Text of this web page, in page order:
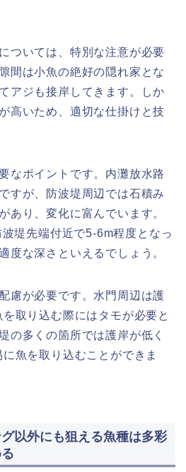
ついては、特別な注意が必要
間は小魚の絶好の隠れ家とな
アジも接岸してきます。しか
高いため、適切な仕掛けと技
なポイントです。内灘放水路
すが、防波堤周辺では石積み
あり、変化に富んでいます。
堤先端付近で5-6m程度となっ
度な深さといえるでしょう。
慮が必要です。水門周辺は護
取り込む際にはタモが必要と
の多くの箇所では護岸が低く
に魚を取り込むことができま
以外にも狙える魚種は多彩